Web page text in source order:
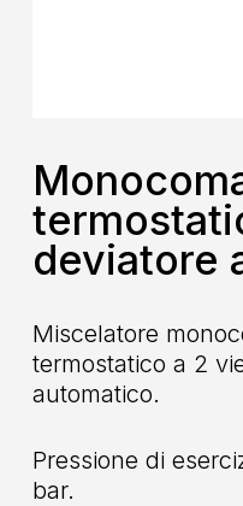
deviatore
Miscelatore
termostatico a 2
automatico.
Pressione di
bar.